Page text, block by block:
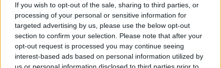
If you wish to opt-out of the sale, sharing to third parties, or
processing of your personal or sensitive information for
targeted advertising by us, please use the below opt-out
section to confirm your selection. Please note that after your
opt-out request is processed you may continue seeing
interest-based ads based on personal information utilized by
us or personal information disclosed to third parties prior to
SEMANA SANTA
CALIDAD DEL SEMEN